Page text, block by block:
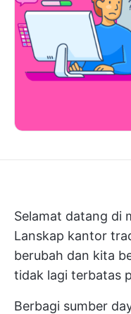
Selamat datang di
Lanskap kantor
berubah dan kita
tidak lagi terbatas
Berbagi sumber